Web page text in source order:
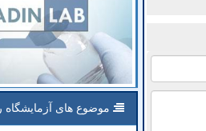
موضوع های آزمایشگاه